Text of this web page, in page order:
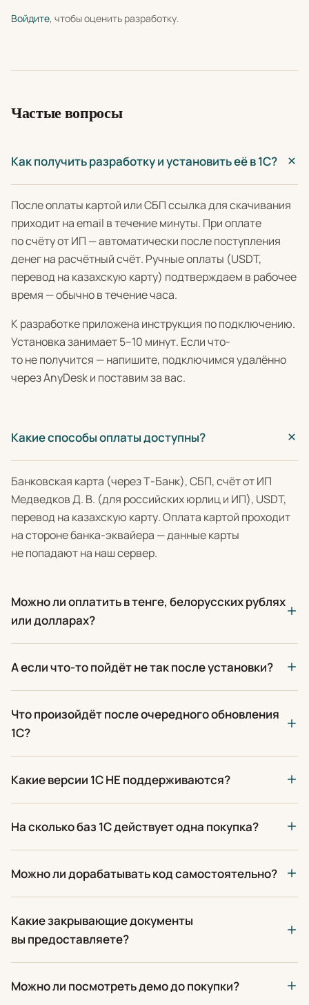
Войдите, чтобы оценить разработку.
Частые вопросы
Как получить разработку и установить её в 1С?
После оплаты картой или СБП ссылка для скачивания
приходит на email в течение минуты. При оплате
по счёту от ИП — автоматически после поступления
денег на расчётный счёт. Ручные оплаты (USDT,
перевод на казахскую карту) подтверждаем в рабочее
время — обычно в течение часа.
К разработке приложена инструкция по подключению.
Установка занимает 5–10 минут. Если что-
то не получится — напишите, подключимся удалённо
через AnyDesk и поставим за вас.
Какие способы оплаты доступны?
Банковская карта (через Т-Банк), СБП, счёт от ИП
Медведков Д. В. (для российских юрлиц и ИП), USDT,
перевод на казахскую карту. Оплата картой проходит
на стороне банка-эквайера — данные карты
не попадают на наш сервер.
Можно ли оплатить в тенге, белорусских рублях
или долларах?
А если что-то пойдёт не так после установки?
Что произойдёт после очередного обновления
1С?
Какие версии 1С НЕ поддерживаются?
На сколько баз 1С действует одна покупка?
Можно ли дорабатывать код самостоятельно?
Какие закрывающие документы
вы предоставляете?
Можно ли посмотреть демо до покупки?